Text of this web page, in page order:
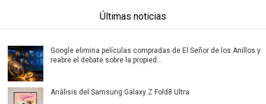
Últimas noticias
Google elimina películas compradas de El Señor de los Anillos y
reabre el debate sobre la propied...
Análisis del Samsung Galaxy Z Fold8 Ultra